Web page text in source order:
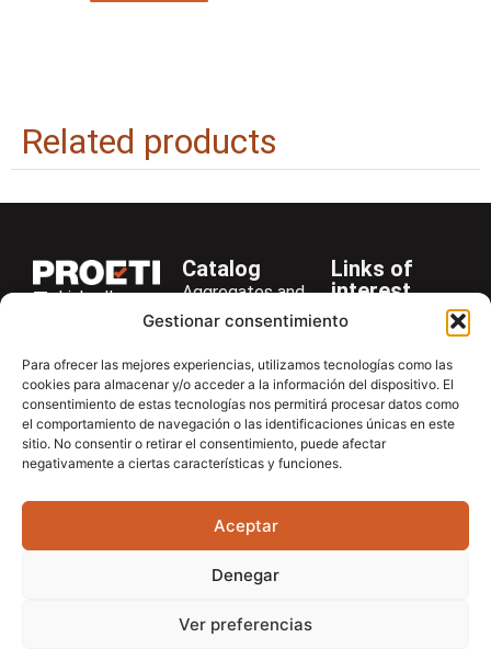
Gestionar consentimiento
Para ofrecer las mejores experiencias, utilizamos tecnologías como las
cookies para almacenar y/o acceder a la información del dispositivo. El
consentimiento de estas tecnologías nos permitirá procesar datos como
el comportamiento de navegación o las identificaciones únicas en este
sitio. No consentir o retirar el consentimiento, puede afectar
negativamente a ciertas características y funciones.
Aceptar
Denegar
Ver preferencias
Related products
LinkedIn
+34 916 28
29 40
proetisa@proetisa.com
Ctra de
Algete, Av
M-106, Km
Algete,
Catalog
Aggregates and
Rocks
Asphalt
Cements
Concrete
Soils
Soilmatic
Steels
Equipment
Links of
interest
Company
News
Newsletter
Download
Contac